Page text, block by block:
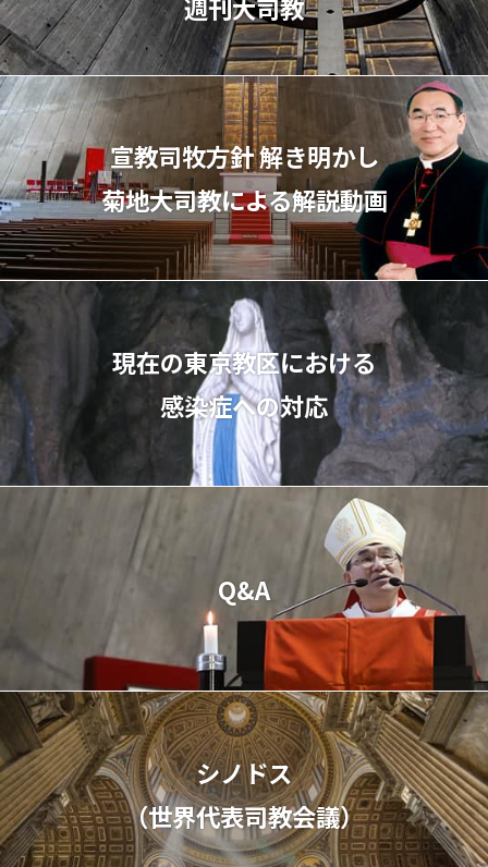
週刊大司教
宣教司牧⽅針 解き明かし
菊地⼤司教による解説動画
現在の東京教区における
感染症への対応
Q&A
シノドス
（世界代表司教会議）